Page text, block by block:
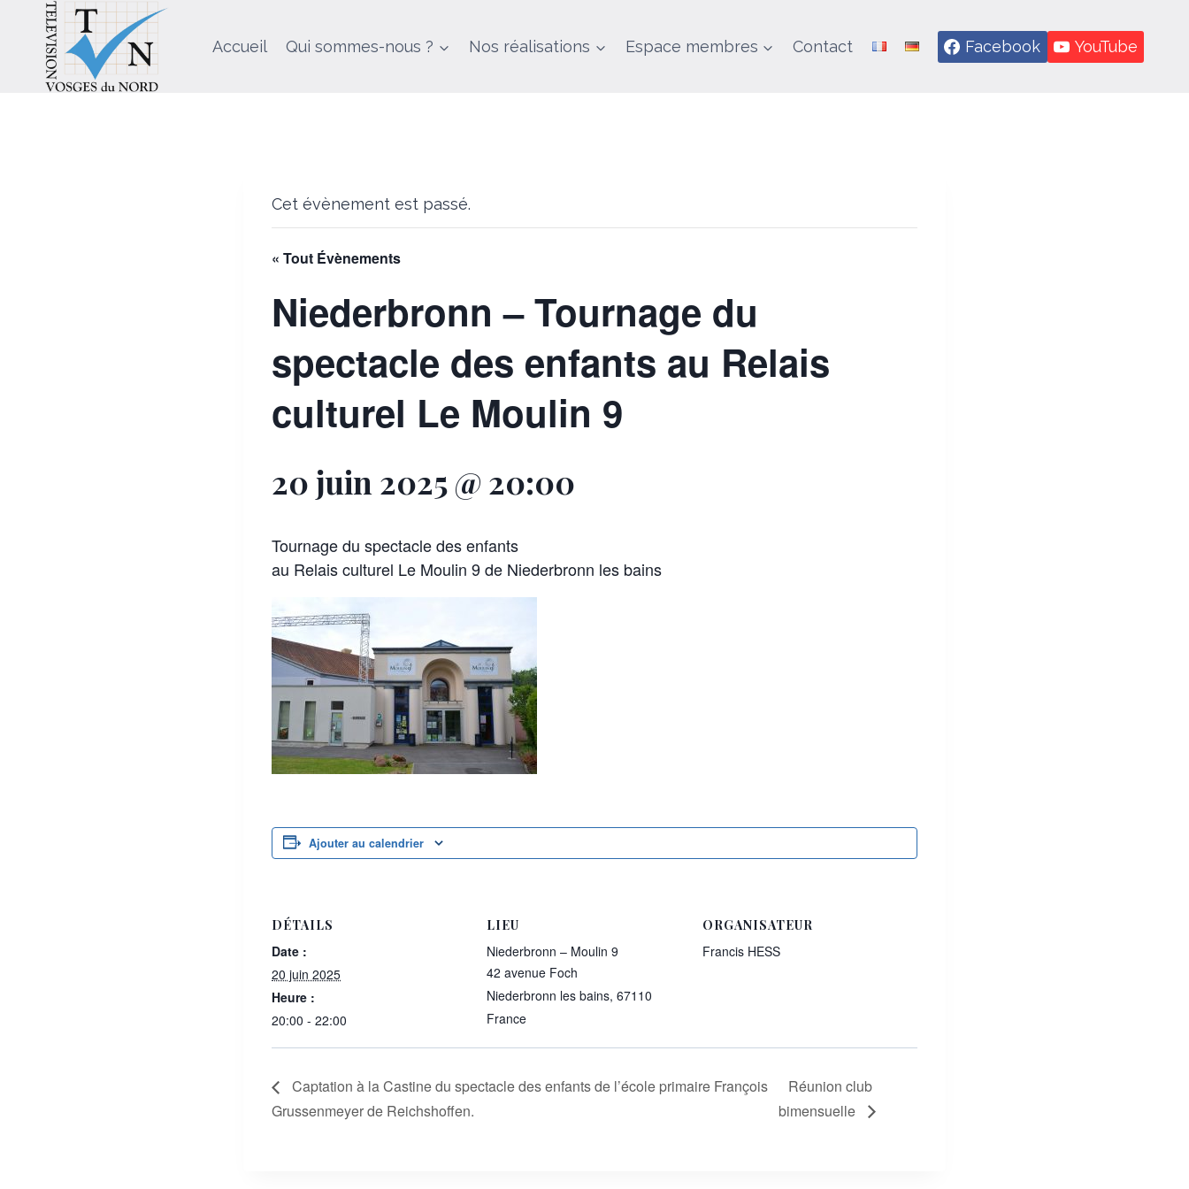
contenu
Accueil Qui sommes-nous ? Nos réalisations Espace membres Contact Facebook YouTube
Cet évènement est passé.
« Tout Évènements
Niederbronn – Tournage du
spectacle des enfants au Relais
culturel Le Moulin 9
20 juin 2025 @ 20:00
Tournage du spectacle des enfants
au Relais culturel Le Moulin 9 de Niederbronn les bains
Ajouter au calendrier
DÉTAILS
Date :
20 juin 2025
Heure :
20:00 - 22:00
LIEU
Niederbronn – Moulin 9
42 avenue Foch
Niederbronn les bains, 67110
France
ORGANISATEUR
Francis HESS
Captation à la Castine du spectacle des enfants de l’école primaire François
Grussenmeyer de Reichshoffen.
Réunion club
bimensuelle